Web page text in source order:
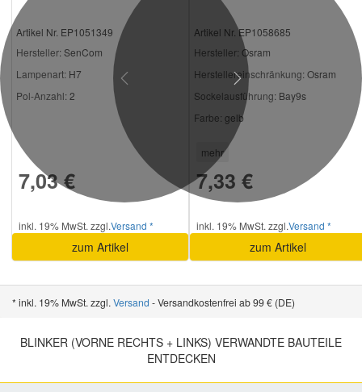
Artikel Nr. EP1051349
Hersteller: SenCom
Lampenart: H7
Pol-Anzahl: 2
7,03 €
inkl. 19% MwSt. zzgl.Versand *
zum Artikel
Artikel Nr. EP1058685
Hersteller: Osram
Herstellereinschränkung: Osram
Sockelausführung: Bay9s
Farbe: gelb
mehr
7,33 €
inkl. 19% MwSt. zzgl.Versand *
zum Artikel
Previous Next
* inkl. 19% MwSt. zzgl. Versand - Versandkostenfrei ab 99 € (DE)
BLINKER (VORNE RECHTS + LINKS) VERWANDTE BAUTEILE
ENTDECKEN